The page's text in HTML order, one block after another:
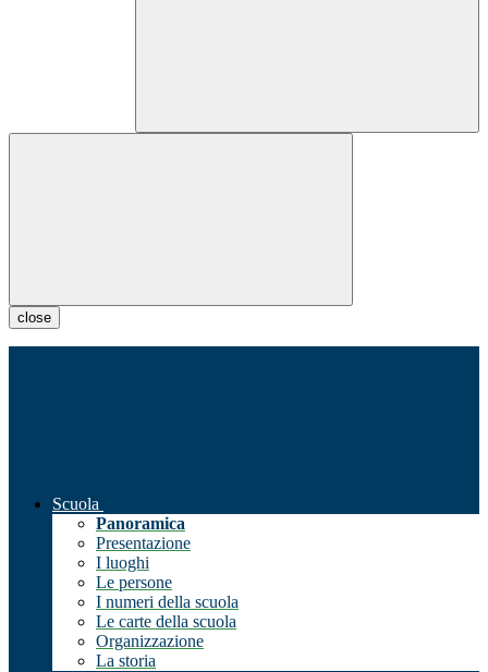
close
Scuola
Panoramica
Presentazione
I luoghi
Le persone
I numeri della scuola
Le carte della scuola
Organizzazione
La storia